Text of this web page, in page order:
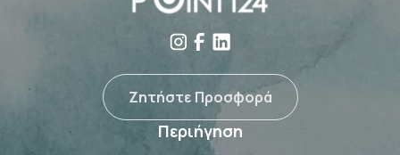
Ζητήστε Προσφορά
Ζητήστε Προσφορά
Περιήγηση